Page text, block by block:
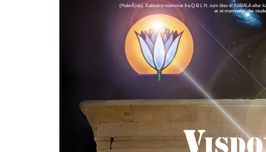
(HebrÃ¦isk). Kabbalist stammer fra Q B L H, som blev til KABALA eller
er et menneske, der